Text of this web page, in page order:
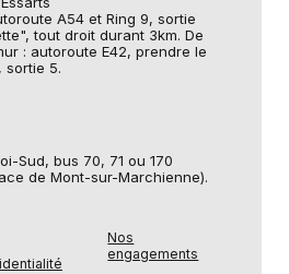
A54 et Ring 9, sortie
tout droit durant 3km. De
: autoroute E42, prendre le
sortie 5.
Sud, bus 70, 71 ou 170
de Mont-sur-Marchienne).
Nos
engagements